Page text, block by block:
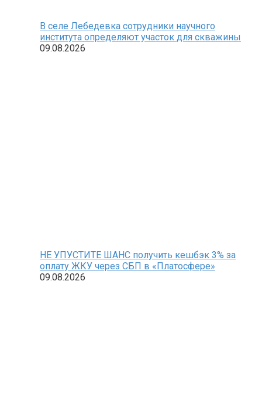
В селе Лебедевка сотрудники научного
института определяют участок для скважины
09.08.2026
НЕ УПУСТИТЕ ШАНС получить кешбэк 3% за
оплату ЖКУ через СБП в «Платосфере»
09.08.2026